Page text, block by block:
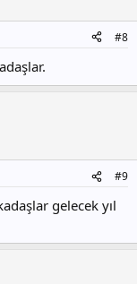
#8
#9
gelecek yıl